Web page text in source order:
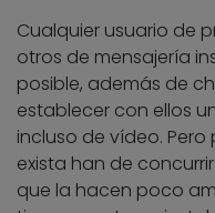
Cualquier usuario de
otros de mensajería
posible, además de
establecer con ellos
incluso de vídeo.
exista han de
que la hacen poco